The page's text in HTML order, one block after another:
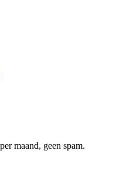
maand, geen spam.